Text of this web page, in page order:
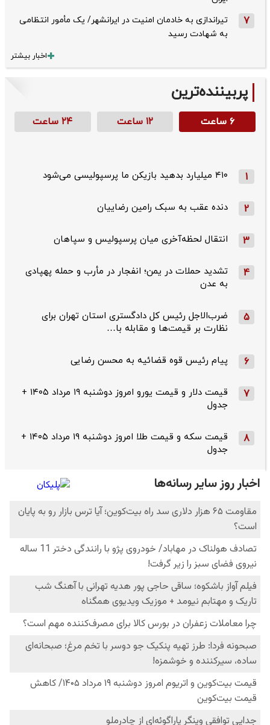
7
تیراندازی به خادمان امنیت در ایرانشهر/ یک مأمور انتظامی
به شهادت رسید
اخبار بیشتر
پربیننده‌ترین
۶ ساعت ۱۲ ساعت ۲۴ ساعت
1 ۴۱۰ میلیارد بدهید بازیکن ما پرسپولیسی می‌شود
2 دنده عقب به سبک رامین رضاییان
3 انتقال لحظه‌آخری میان پرسپولیس و سپاهان
4
تشدید حملات در یمن؛ انفجار در مأرب و حمله پهپادی
به عدن
5
ضرب‌الاجل رئیس کل دادگستری استان تهران برای
نظارت بر قیمت‌ها و مقابله با…
6 پیام رئیس قوه قضائیه به محسن رضایی
7
قیمت دلار و قیمت یورو امروز دوشنبه ۱۹ مرداد ۱۴۰۵ +
جدول
8
قیمت سکه و قیمت طلا امروز دوشنبه ۱۹ مرداد ۱۴۰۵ +
جدول